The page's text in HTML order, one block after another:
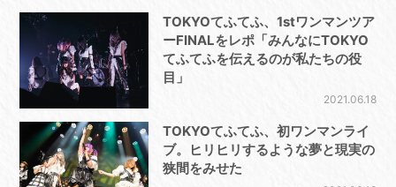
TOKYOてふてふ、1stワンマンツア
ーFINALをレポ「みんなにTOKYO
てふてふを伝えるのが私たちの役
目」
2021.06.18
TOKYOてふてふ、初ワンマンライ
ブ。ヒリヒリするような夢と現実の
狭間をみせた